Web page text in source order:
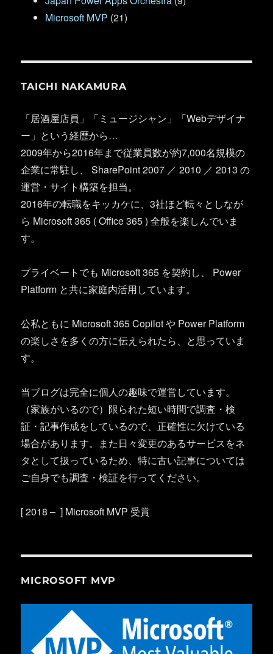
Microsoft MVP (21)
TAICHI NAKAMURA
「居酒屋店員」「ミュージシャン」「Webデザイナ
ー」という経歴から…
2009年から2016年まで従業員数が約7,000名規模の
企業に常駐し、 SharePoint 2007 ／ 2010 ／ 2013 の
運営・サイト構築を担当。
2016年の転職をキッカケに、3社ほど転々としなが
ら Microsoft 365 ( Office 365 ) 全般を楽しんでいま
す。
プライベートでも Microsoft 365 を契約し、 Power
Platform と共に家庭内活用しています。
公私ともに Microsoft 365 Copilot や Power Platform
の楽しさを多くの方に伝えられたら、と思っていま
す。
当ブログは完全に個人の趣味で運営しています。
（家族がいるので）限られた短い時間で調査・検
証・記事作成をしているので、正確性に欠けている
場合があります。また日々変更のあるサービスをネ
タとして扱っているため、特に古い記事については
ご自身でも調査・検証を行ってください。
[ 2018 – ] Microsoft MVP 受賞
MICROSOFT MVP